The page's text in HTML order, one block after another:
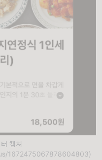
캡쳐
1672475067878604803)